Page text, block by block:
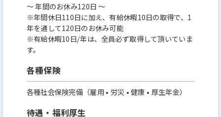
～ 年間のお休み120日 ～
※年間休日110日に加え、有給休暇10日の取得で、1
年を通して120日のお休み可能
※有給休暇10日/年は、全員必ず取得して頂いていま
す。
各種保険
各種社会保険完備（雇用 • 労災 • 健康 • 厚生年金）
待遇・福利厚生